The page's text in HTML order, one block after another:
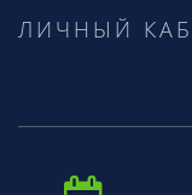
ЛИЧНЫЙ